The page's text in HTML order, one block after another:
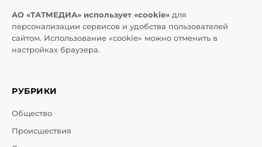
АО «ТАТМЕДИА» использует «cookie» для
персонализации сервисов и удобства пользователей
сайтом. Использование «cookie» можно отменить в
настройках браузера.
РУБРИКИ
Общество
Происшествия